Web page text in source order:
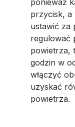
przycisk, a
ustawić za
regulować
powietrza,
godzin w
włączyć
uzyskać
powietrza.